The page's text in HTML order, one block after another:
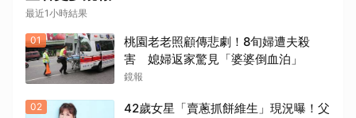
最近1小時結果
01
桃園老老照顧傳悲劇！8旬婦遭夫殺
害 媳婦返家驚見「婆婆倒血泊」
鏡報
02
42歲女星「賣蔥抓餅維生」現況曝！父